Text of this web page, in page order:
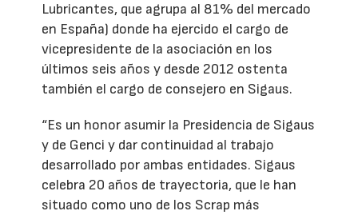
Lubricantes, que agrupa al 81% del mercado
en España) donde ha ejercido el cargo de
vicepresidente de la asociación en los
últimos seis años y desde 2012 ostenta
también el cargo de consejero en Sigaus.
“Es un honor asumir la Presidencia de Sigaus
y de Genci y dar continuidad al trabajo
desarrollado por ambas entidades. Sigaus
celebra 20 años de trayectoria, que le han
situado como uno de los Scrap más